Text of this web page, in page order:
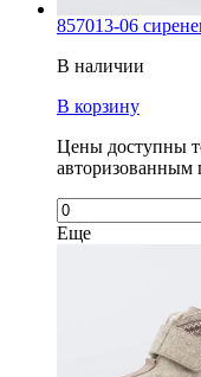
857013-06
В наличии
В корзину
Цены доступны
авторизованным
Еще